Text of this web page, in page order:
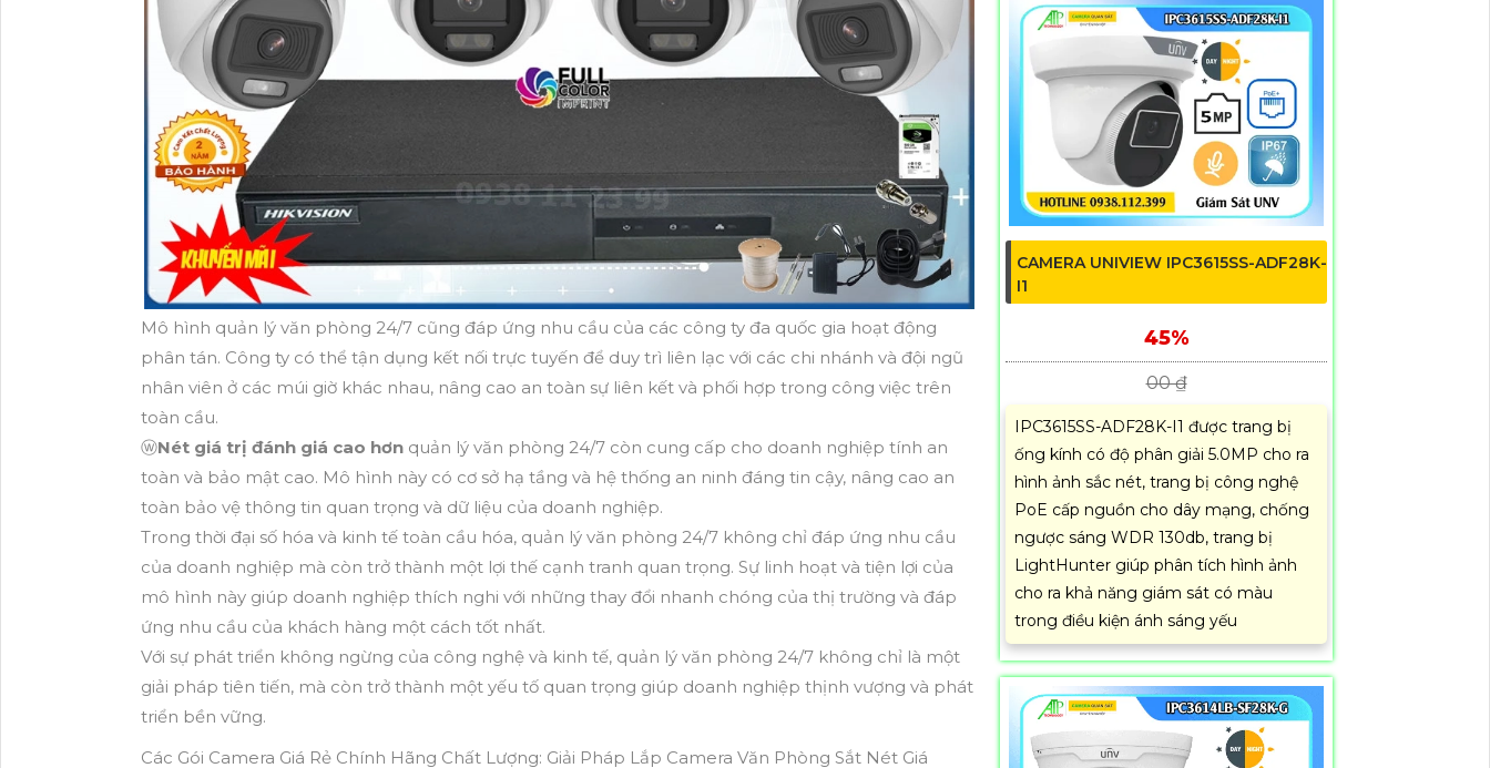
Mô hình quản lý văn phòng 24/7 cũng đáp ứng nhu cầu của các công ty đa quốc gia hoạt động
phân tán. Công ty có thể tận dụng kết nối trực tuyến để duy trì liên lạc với các chi nhánh và đội ngũ
nhân viên ở các múi giờ khác nhau, nâng cao an toàn sự liên kết và phối hợp trong công việc trên
toàn cầu.
ⓦNét giá trị đánh giá cao hơn quản lý văn phòng 24/7 còn cung cấp cho doanh nghiệp tính an
toàn và bảo mật cao. Mô hình này có cơ sở hạ tầng và hệ thống an ninh đáng tin cậy, nâng cao an
toàn bảo vệ thông tin quan trọng và dữ liệu của doanh nghiệp.
Trong thời đại số hóa và kinh tế toàn cầu hóa, quản lý văn phòng 24/7 không chỉ đáp ứng nhu cầu
của doanh nghiệp mà còn trở thành một lợi thế cạnh tranh quan trọng. Sự linh hoạt và tiện lợi của
mô hình này giúp doanh nghiệp thích nghi với những thay đổi nhanh chóng của thị trường và đáp
ứng nhu cầu của khách hàng một cách tốt nhất.
Với sự phát triển không ngừng của công nghệ và kinh tế, quản lý văn phòng 24/7 không chỉ là một
giải pháp tiên tiến, mà còn trở thành một yếu tố quan trọng giúp doanh nghiệp thịnh vượng và phát
triển bền vững.
Các Gói Camera Giá Rẻ Chính Hãng Chất Lượng: Giải Pháp Lắp Camera Văn Phòng Sắt Nét Giá
CAMERA UNIVIEW IPC3615SS-ADF28K-
I1
45%
00 ₫
IPC3615SS-ADF28K-I1 được trang bị
ống kính có độ phân giải 5.0MP cho ra
hình ảnh sắc nét, trang bị công nghệ
PoE cấp nguồn cho dây mạng, chống
ngược sáng WDR 130db, trang bị
LightHunter giúp phân tích hình ảnh
cho ra khả năng giám sát có màu
trong điều kiện ánh sáng yếu